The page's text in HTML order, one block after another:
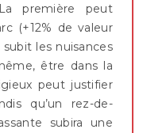
première peut
(+12% de valeur
les nuisances
être dans la
peut justifier
qu’un rez-de-
subira une